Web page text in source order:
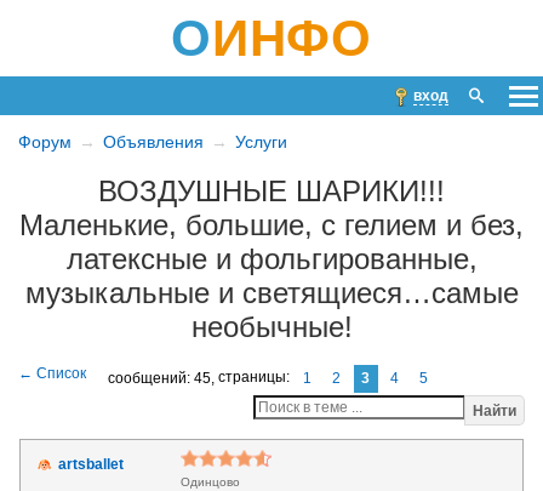
ОИНФО
вход
Форум Объявления Услуги
ВОЗДУШНЫЕ ШАРИКИ!!!
Маленькие, большие, с гелием и без,
латексные и фольгированные,
музыкальные и светящиеся…самые
необычные!
сообщений: 45, страницы: 1 2 3 4
5
Найти
artsballet
Одинцово